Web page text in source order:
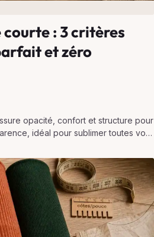
: 3 critères
et zéro
opacité, confort et structure pour
idéal pour sublimer toutes vos